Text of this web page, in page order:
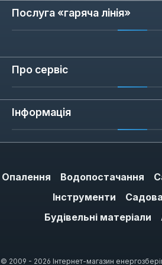
Послуга «гаряча лінія»
Про сервіс
Інформація
Опалення Водопостачання
Інструменти
Будівельні матеріали
© 2009 - 2026 Інтернет-магазин